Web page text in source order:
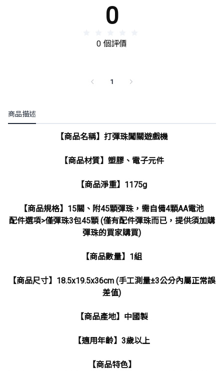
0
0 個評價
1
商品描述
【商品名稱】打彈珠闖關遊戲機
【商品材質】塑膠、電子元件
【商品淨重】1175g
【商品規格】15關、附45顆彈珠，需自備4顆AA電池
配件選項>僅彈珠3包45顆 (僅有配件彈珠而已，提供須加購
彈珠的買家購買)
【商品數量】1組
【商品尺寸】18.5x19.5x36cm (手工測量±3公分內屬正常誤
差值)
【商品產地】中國製
【適用年齡】3歲以上
【商品特色】